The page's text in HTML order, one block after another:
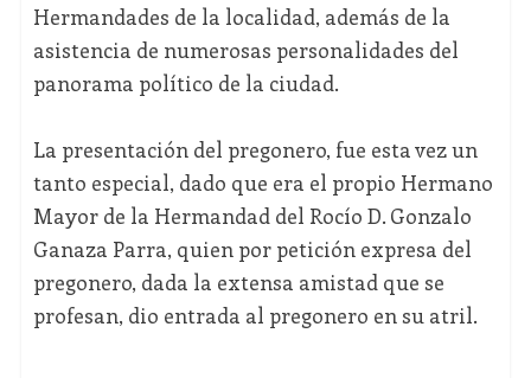
Hermandades de la localidad, además de la
asistencia de numerosas personalidades del
panorama político de la ciudad.
La presentación del pregonero, fue esta vez un
tanto especial, dado que era el propio Hermano
Mayor de la Hermandad del Rocío D. Gonzalo
Ganaza Parra, quien por petición expresa del
pregonero, dada la extensa amistad que se
profesan, dio entrada al pregonero en su atril.